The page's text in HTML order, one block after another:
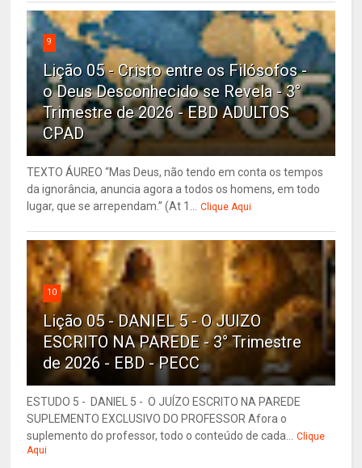
9
Lição 05 - Cristo entre os Filósofos -
o Deus Desconhecido se Revela - 3°
Trimestre de 2026 - EBD ADULTOS
CPAD
TEXTO ÁUREO “Mas Deus, não tendo em conta os tempos
da ignorância, anuncia agora a todos os homens, em todo
lugar, que se arrependam.” (At 1...
Clique Aqui
10
Lição 05 - DANIEL 5 - O JUIZO
ESCRITO NA PAREDE - 3° Trimestre
de 2026 - EBD - PECC
ESTUDO 5 - DANIEL 5 - O JUÍZO ESCRITO NA PAREDE
SUPLEMENTO EXCLUSIVO DO PROFESSOR Afora o
suplemento do professor, todo o conteúdo de cada...
Clique
Aqui